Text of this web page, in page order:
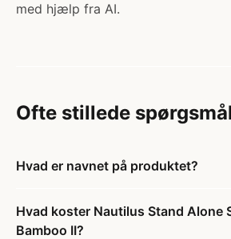
med hjælp fra AI.
Ofte stillede spørgsmål
Hvad er navnet på produktet?
Hvad koster Nautilus Stand Alone
Bamboo II?